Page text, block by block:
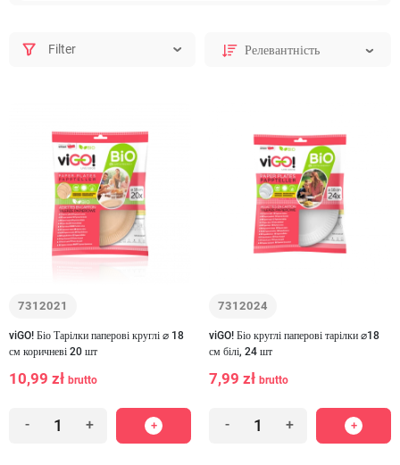
Filter
7312021
viGO! Біо Тарілки паперові круглі ⌀ 18
см коричневі 20 шт
10,99 zł brutto
- +
7312024
viGO! Біо круглі паперові тарілки ⌀18
см білі, 24 шт
7,99 zł brutto
- +